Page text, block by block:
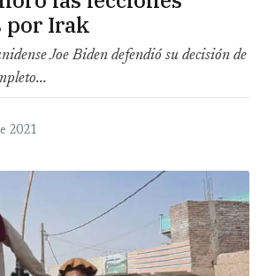
por Irak
Joe Biden defendió su decisión de
2021